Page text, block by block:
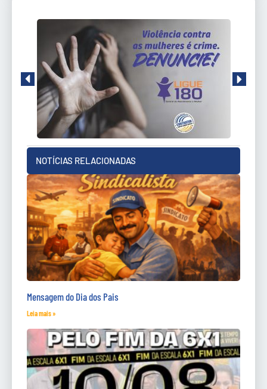
NOTÍCIAS RELACIONADAS
Mensagem do Dia dos Pais
Leia mais »